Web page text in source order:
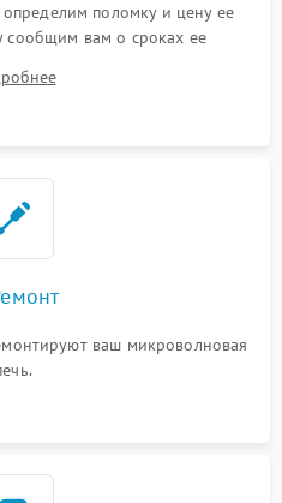
поломку и цену ее
сообщим вам о сроках ее
ваш микроволновая